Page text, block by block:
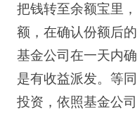
把钱转至余额宝里
额，在确认份额后
基金公司在一天内
是有收益派发。等
投资，依照基金公